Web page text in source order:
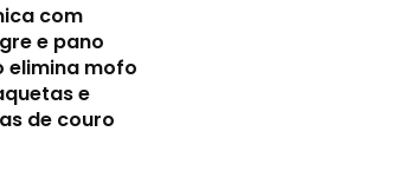
com
e pano
elimina mofo
e
de couro